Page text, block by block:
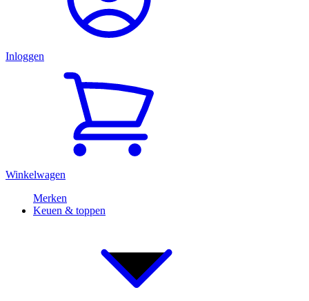
Inloggen
Winkelwagen
Merken
Keuen & toppen